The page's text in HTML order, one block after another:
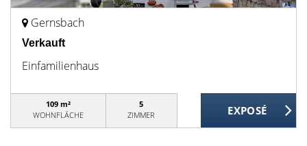
Gernsbach
Verkauft
Einfamilienhaus
109 m²
WOHNFLÄCHE
5
ZIMMER